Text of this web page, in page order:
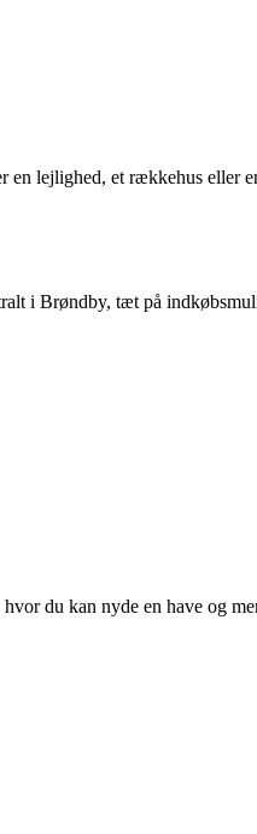
en lejlighed, et rækkehus eller
i Brøndby, tæt på
du kan nyde en have og